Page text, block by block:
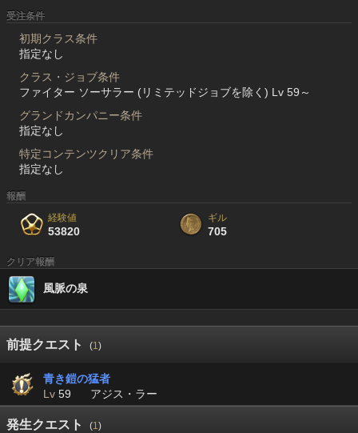
受注条件
初期クラス条件
指定なし
クラス・ジョブ条件
ファイター ソーサラー (リミテッドジョブを除く) Lv 59～
グランドカンパニー条件
指定なし
特定コンテンツクリア条件
指定なし
報酬
経験値
53820
ギル
705
クリア報酬
風脈の泉
前提クエスト (1)
青き鎧の猛者
Lv 59 アジス・ラー
発生クエスト (1)